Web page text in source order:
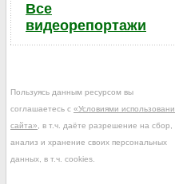
Все
видеорепортажи
Пользуясь данным ресурсом вы
соглашаетесь с «Условиями
сайта» , в т.ч. даёте разрешение на сбор,
анализ и хранение своих персональных
данных, в т.ч. cookies.